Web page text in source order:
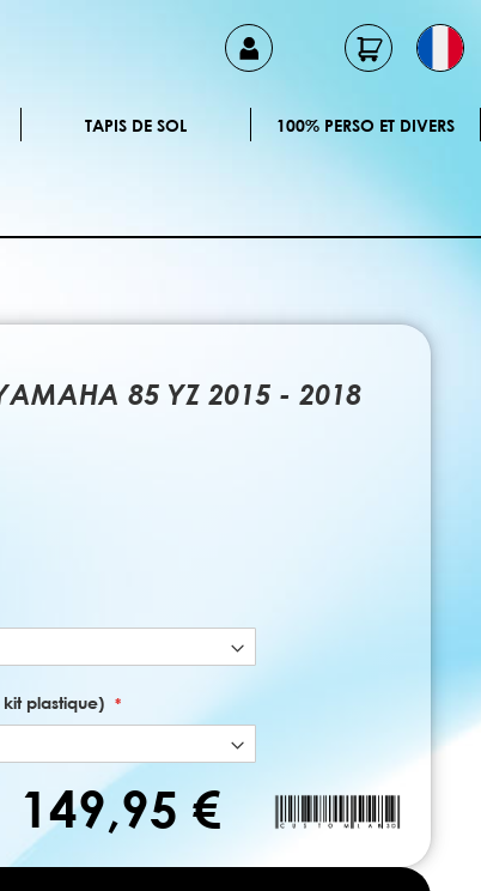
TAPIS DE SOL 100% PERSO ET DIVERS
85 YZ 2015 - 2018
plastique)
149,95 €